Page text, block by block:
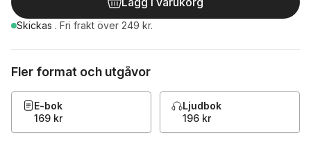
Skickas . Fri frakt över 249 kr.
Fler format och utgåvor
E-bok
169 kr
Ljudbok
196 kr